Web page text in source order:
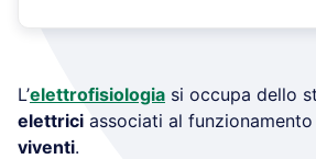
L’elettrofisiologia si occupa dello
elettrici associati al
viventi.